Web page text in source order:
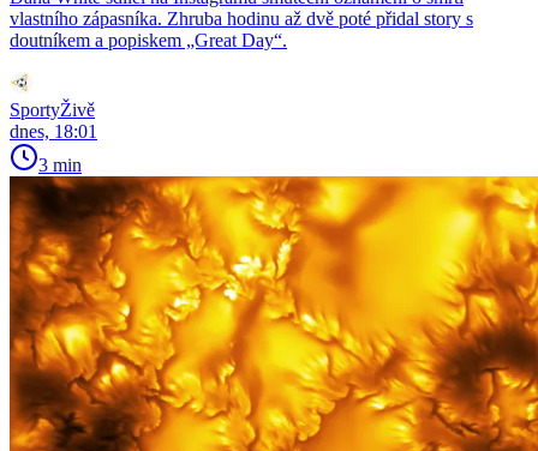
vlastního zápasníka. Zhruba hodinu až dvě poté přidal story s
doutníkem a popiskem „Great Day“.
SportyŽivě
dnes, 18:01
3 min